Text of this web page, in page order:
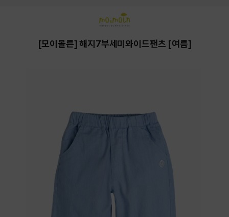
[모이몰른] 해지7부세미와이드팬츠 [여름]